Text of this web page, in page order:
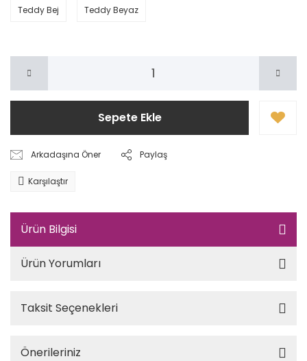
Teddy Bej Teddy Beyaz
Sepete Ekle
Arkadaşına Öner Paylaş
Karşılaştır
Ürün Bilgisi
Ürün Yorumları
Taksit Seçenekleri
Önerileriniz